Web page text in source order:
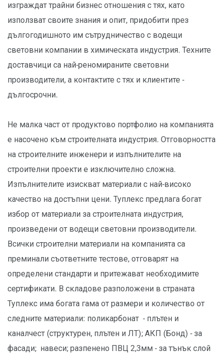
изграждат трайни бизнес отношения с тях, като
използват своите знания и опит, придобити през
дългогодишното им сътрудничество с водещи
световни компании в химическата индустрия. Техните
доставчици са най-реномираните световни
производители, а контактите с тях и клиентите -
дългосрочни.
Не малка част от продуктово портфолио на компанията
е насочено към строителната индустрия. Отговорността
на строителните инженери и изпълнителите на
строителни проекти е изключително сложна.
Изпълнителите изискват материали с най-високо
качество на достъпни цени. Туплекс предлага богат
избор от материали за строителната индустрия,
произведени от водещи световни производители.
Всички строителни материали на компанията са
преминали съответните тестове, отговарят на
определени стандарти и притежават необходимите
сертификати. В складове разположени в страната
Туплекс има богата гама от размери и количество от
следните материали: поликарбонат - плътен и
каналчест (структурен, плътен и ЛТ); АКП (Бонд) - за
фасади; навеси; разпенено ПВЦ 2,3мм - за тънък слой